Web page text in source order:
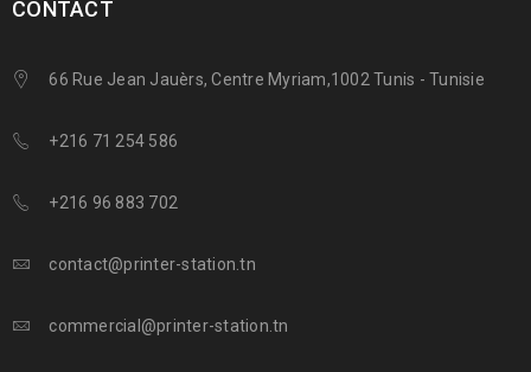
CONTACT
66 Rue Jean Jauèrs, Centre Myriam,1002 Tunis - Tunisie
+216 71 254 586
+216 96 883 702
contact@printer-station.tn
commercial@printer-station.tn